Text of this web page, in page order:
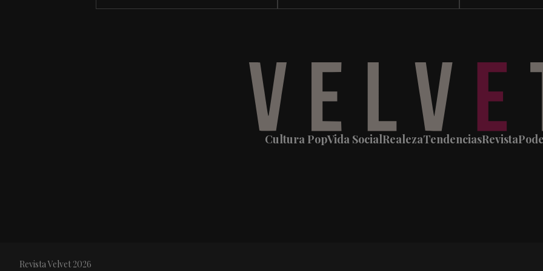
Cultura PopVida SocialRealezaTendenciasRevista
Revista Velvet 2026